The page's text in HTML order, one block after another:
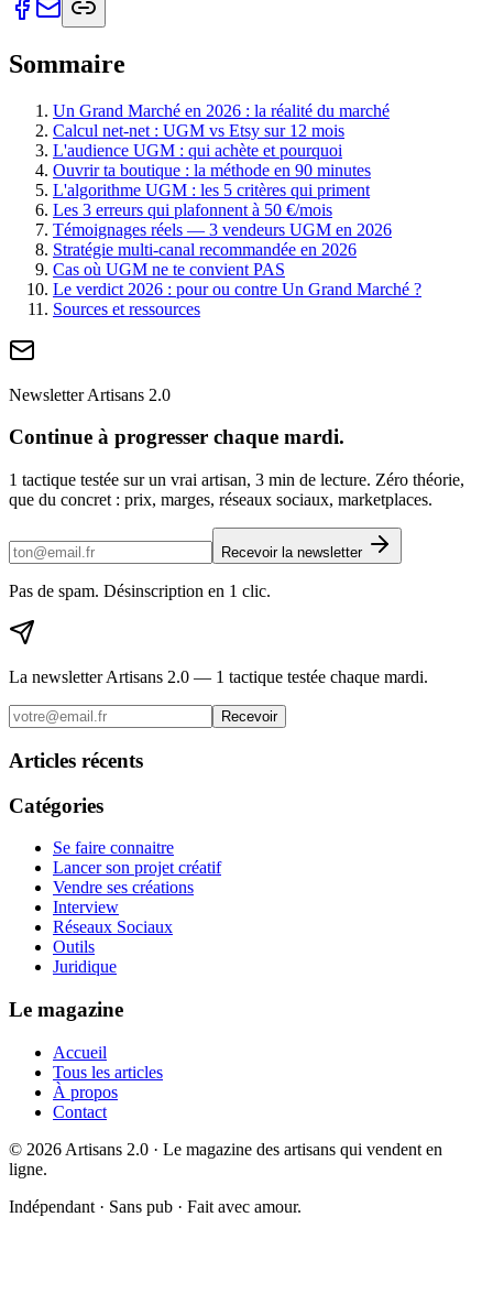
Sommaire
Un Grand Marché en 2026 : la réalité du marché
Calcul net-net : UGM vs Etsy sur 12 mois
L'audience UGM : qui achète et pourquoi
Ouvrir ta boutique : la méthode en 90 minutes
L'algorithme UGM : les 5 critères qui priment
Les 3 erreurs qui plafonnent à 50 €/mois
Témoignages réels — 3 vendeurs UGM en 2026
Stratégie multi-canal recommandée en 2026
Cas où UGM ne te convient PAS
Le verdict 2026 : pour ou contre Un Grand Marché ?
Sources et ressources
Newsletter Artisans 2.0
Continue à progresser chaque mardi.
1 tactique testée sur un vrai artisan, 3 min de lecture. Zéro théorie,
que du concret : prix, marges, réseaux sociaux, marketplaces.
Recevoir la newsletter
Pas de spam. Désinscription en 1 clic.
La newsletter Artisans 2.0 — 1 tactique testée chaque mardi.
Recevoir
Articles récents
Catégories
Se faire connaitre
Lancer son projet créatif
Vendre ses créations
Interview
Réseaux Sociaux
Outils
Juridique
Le magazine
Accueil
Tous les articles
À propos
Contact
© 2026 Artisans 2.0 · Le magazine des artisans qui vendent en
ligne.
Indépendant · Sans pub · Fait avec amour.